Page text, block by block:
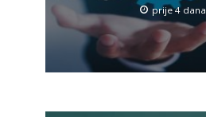
prije 4 dana